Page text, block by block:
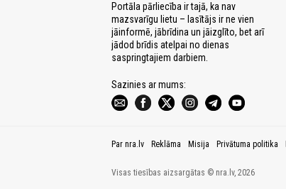
Portāla pārliecība ir tajā, ka nav
mazsvarīgu lietu – lasītājs ir ne vien
jāinformē, jābrīdina un jāizglīto, bet arī
jādod brīdis atelpai no dienas
saspringtajiem darbiem.
Sazinies ar mums:
Par nra.lv Reklāma Misija Privātuma politika
Visas tiesības aizsargātas © nra.lv, 2026